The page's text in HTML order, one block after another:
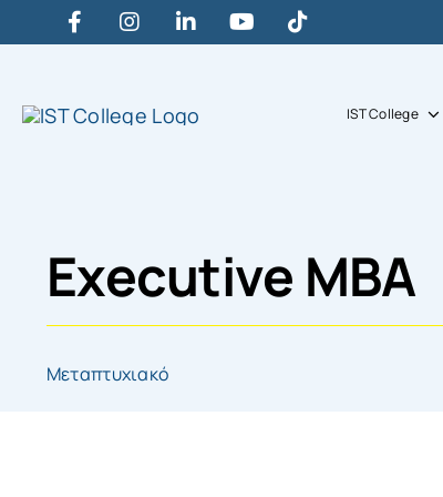
to
IST College
Executive MBA
Μεταπτυχιακό